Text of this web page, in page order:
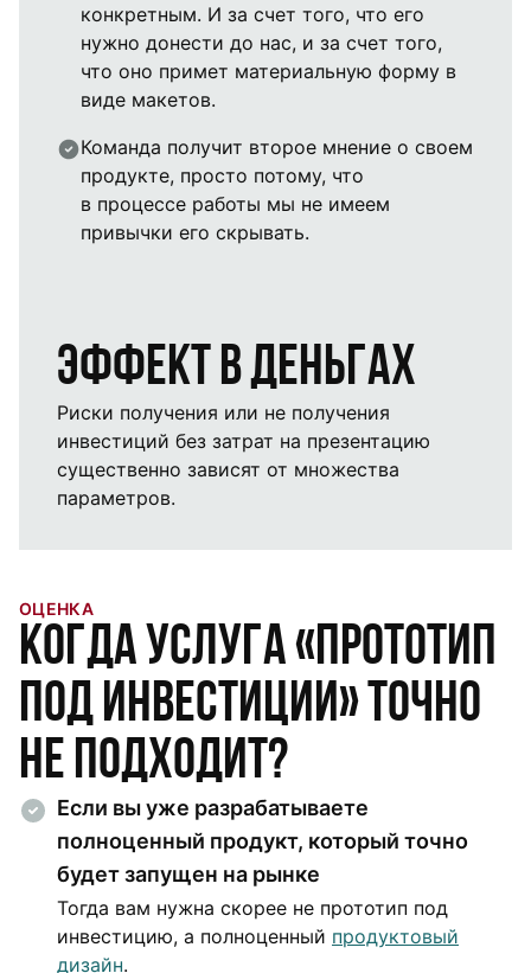
конкретным. И за счет того, что его
нужно донести до нас, и за счет того,
что оно примет материальную форму в
виде макетов.
Команда получит второе мнение о своем
продукте, просто потому, что
в процессе работы мы не имеем
привычки его скрывать.
Эффект в деньгах
Риски получения или не получения
инвестиций без затрат на презентацию
существенно зависят от множества
параметров.
ОЦЕНКА
Когда услуга «Прототип
под инвестиции» точно
не подходит?
Если вы уже разрабатываете
полноценный продукт, который точно
будет запущен на рынке
Тогда вам нужна скорее не прототип под
инвестицию, а полноценный продуктовый
дизайн.